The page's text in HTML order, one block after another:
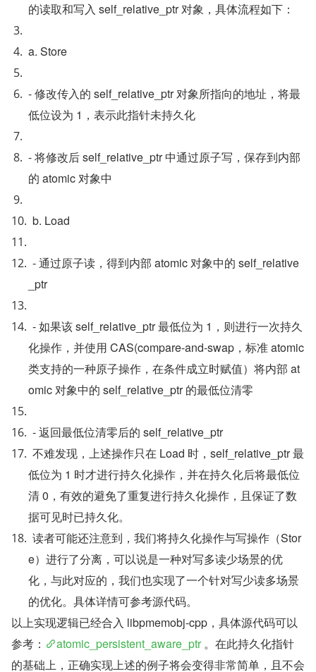
的读取和写入 self_relative_ptr 对象，具体流程如下：
a. Store
- 修改传入的 self_relative_ptr 对象所指向的地址，将最
低位设为 1，表示此指针未持久化
- 将修改后 self_relative_ptr 中通过原子写，保存到内部
的 atomic 对象中
b. Load
- 通过原子读，得到内部 atomic 对象中的 self_relative
_ptr
- 如果该 self_relative_ptr 最低位为 1，则进行一次持久
化操作，并使用 CAS(compare-and-swap，标准 atomic
类支持的一种原子操作，在条件成立时赋值）将内部 at
omic 对象中的 self_relative_ptr 的最低位清零
- 返回最低位清零后的 self_relative_ptr
不难发现，上述操作只在 Load 时，self_relative_ptr 最
低位为 1 时才进行持久化操作，并在持久化后将最低位
清 0，有效的避免了重复进行持久化操作，且保证了数
据可见时已持久化。
读者可能还注意到，我们将持久化操作与写操作（Stor
e）进行了分离，可以说是一种对写多读少场景的优
化，与此对应的，我们也实现了一个针对写少读多场景
的优化。具体详情可参考源代码。
以上实现逻辑已经合入 libpmemobj-cpp，具体源代码可以
参考：
atomic_persistent_aware_ptr 。在此持久化指针
的基础上，正确实现上述的例子将会变得非常简单，且不会